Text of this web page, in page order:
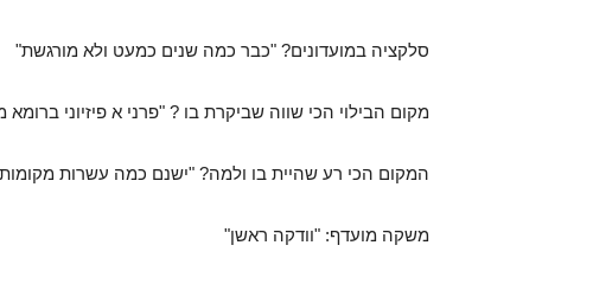
סלקציה במועדונים? "כבר כמה שנים כמעט ולא מורגשת"
מקום הבילוי הכי שווה שביקרת בו ? "פרני א פיזיוני
המקום הכי רע שהיית בו ולמה? "ישנם כמה עשרות
משקה מועדף: "וודקה ראשן"